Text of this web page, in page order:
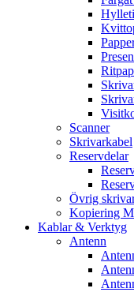
Scanner
Skrivarkabel
Reservdelar
Övrig
Kopiering
Kablar & Verktyg
Antenn